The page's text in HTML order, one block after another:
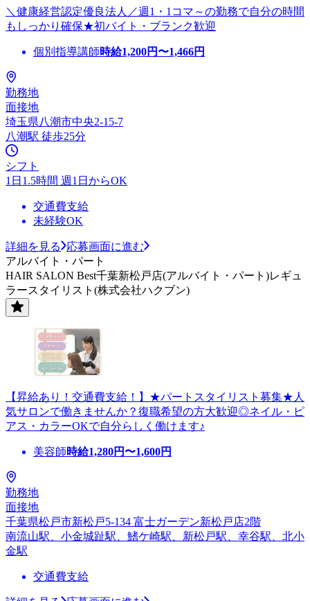
＼健康経営認定優良法人／週1・1コマ～の勤務で自分の時間
もしっかり確保★初バイト・ブランク歓迎
個別指導講師時給1,200円〜1,466円
勤務地
面接地
埼玉県八潮市中央2-15-7
八潮駅 徒歩25分
シフト
1日1.5時間 週1日からOK
交通費支給
未経験OK
詳細を見る
応募画面に進む
アルバイト・パート
HAIR SALON Best千葉新松戸店(アルバイト・パート)レギュ
ラースタイリスト(株式会社ハクブン)
【昇給あり！交通費支給！】★パートスタイリスト募集★人
気サロンで働きませんか？復職希望の方大歓迎◎ネイル・ピ
アス・カラーOKで自分らしく働けます♪
美容師時給1,280円〜1,600円
勤務地
面接地
千葉県松戸市新松戸5-134 富士ガーデン新松戸店2階
南流山駅、小金城趾駅、鰭ケ崎駅、新松戸駅、幸谷駅、北小
金駅
交通費支給